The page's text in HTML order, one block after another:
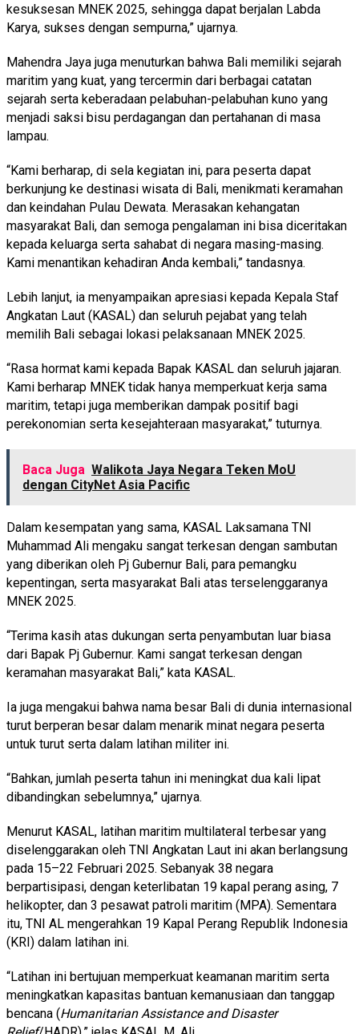
kesuksesan MNEK 2025, sehingga dapat berjalan Labda
Karya, sukses dengan sempurna,” ujarnya.
Mahendra Jaya juga menuturkan bahwa Bali memiliki sejarah
maritim yang kuat, yang tercermin dari berbagai catatan
sejarah serta keberadaan pelabuhan-pelabuhan kuno yang
menjadi saksi bisu perdagangan dan pertahanan di masa
lampau.
“Kami berharap, di sela kegiatan ini, para peserta dapat
berkunjung ke destinasi wisata di Bali, menikmati keramahan
dan keindahan Pulau Dewata. Merasakan kehangatan
masyarakat Bali, dan semoga pengalaman ini bisa diceritakan
kepada keluarga serta sahabat di negara masing-masing.
Kami menantikan kehadiran Anda kembali,” tandasnya.
Lebih lanjut, ia menyampaikan apresiasi kepada Kepala Staf
Angkatan Laut (KASAL) dan seluruh pejabat yang telah
memilih Bali sebagai lokasi pelaksanaan MNEK 2025.
“Rasa hormat kami kepada Bapak KASAL dan seluruh jajaran.
Kami berharap MNEK tidak hanya memperkuat kerja sama
maritim, tetapi juga memberikan dampak positif bagi
perekonomian serta kesejahteraan masyarakat,” tuturnya.
Baca Juga Walikota Jaya Negara Teken MoU
dengan CityNet Asia Pacific
Dalam kesempatan yang sama, KASAL Laksamana TNI
Muhammad Ali mengaku sangat terkesan dengan sambutan
yang diberikan oleh Pj Gubernur Bali, para pemangku
kepentingan, serta masyarakat Bali atas terselenggaranya
MNEK 2025.
“Terima kasih atas dukungan serta penyambutan luar biasa
dari Bapak Pj Gubernur. Kami sangat terkesan dengan
keramahan masyarakat Bali,” kata KASAL.
Ia juga mengakui bahwa nama besar Bali di dunia internasional
turut berperan besar dalam menarik minat negara peserta
untuk turut serta dalam latihan militer ini.
“Bahkan, jumlah peserta tahun ini meningkat dua kali lipat
dibandingkan sebelumnya,” ujarnya.
Menurut KASAL, latihan maritim multilateral terbesar yang
diselenggarakan oleh TNI Angkatan Laut ini akan berlangsung
pada 15–22 Februari 2025. Sebanyak 38 negara
berpartisipasi, dengan keterlibatan 19 kapal perang asing, 7
helikopter, dan 3 pesawat patroli maritim (MPA). Sementara
itu, TNI AL mengerahkan 19 Kapal Perang Republik Indonesia
(KRI) dalam latihan ini.
“Latihan ini bertujuan memperkuat keamanan maritim serta
meningkatkan kapasitas bantuan kemanusiaan dan tanggap
bencana (Humanitarian Assistance and Disaster